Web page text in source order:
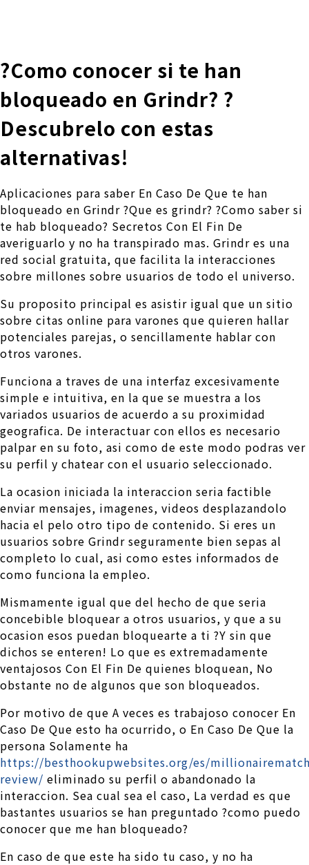
?Como conocer si te han
bloqueado en Grindr? ?
Descubrelo con estas
alternativas!
Aplicaciones para saber En Caso De Que te han
bloqueado en Grindr ?Que es grindr? ?Como saber si
te hab bloqueado? Secretos Con El Fin De
averiguarlo y no ha transpirado mas. Grindr es una
red social gratuita, que facilita la interacciones
sobre millones sobre usuarios de todo el universo.
Su proposito principal es asistir igual que un sitio
sobre citas online para varones que quieren hallar
potenciales parejas, o sencillamente hablar con
otros varones.
Funciona a traves de una interfaz excesivamente
simple e intuitiva, en la que se muestra a los
variados usuarios de acuerdo a su proximidad
geografica. De interactuar con ellos es necesario
palpar en su foto, asi­ como de este modo podras ver
su perfil y chatear con el usuario seleccionado.
La ocasion iniciada la interaccion seri­a factible
enviar mensajes, imagenes, videos desplazandolo
hacia el pelo otro tipo de contenido. Si eres un
usuarios sobre Grindr seguramente bien sepas al
completo lo cual, asi­ como estes informados de
como funciona la empleo.
Mismamente igual que del hecho de que seri­a
concebible bloquear a otros usuarios, y que a su
ocasion esos puedan bloquearte a ti ?Y sin que
dichos se enteren! Lo que es extremadamente
ventajosos Con El Fin De quienes bloquean, No
obstante no de algunos que son bloqueados.
Por motivo de que A veces es trabajoso conocer En
Caso De Que esto ha ocurrido, o En Caso De Que la
persona Solamente ha
https://besthookupwebsites.org/es/
review/ eliminado su perfil o abandonado la
interaccion. Sea cual sea el caso, La verdad es que
bastantes usuarios se han preguntado ?como puedo
conocer que me han bloqueado?
En caso de que este ha sido tu caso, y no ha